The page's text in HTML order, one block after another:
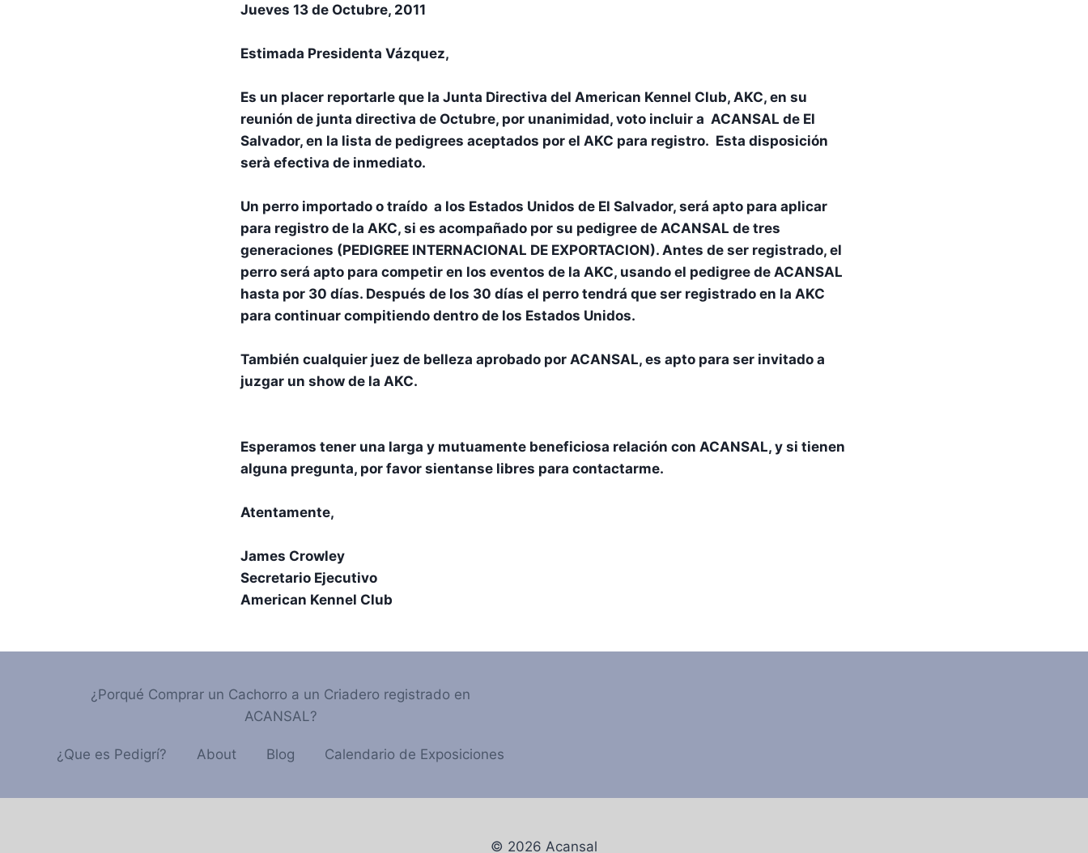
Jueves 13 de Octubre, 2011
Estimada Presidenta Vázquez,
Es un placer reportarle que la Junta Directiva del American Kennel Club, AKC, en su
reunión de junta directiva de Octubre, por unanimidad, voto incluir a ACANSAL de El
Salvador, en la lista de pedigrees aceptados por el AKC para registro. Esta disposición
serà efectiva de inmediato.
Un perro importado o traído a los Estados Unidos de El Salvador, será apto para aplicar
para registro de la AKC, si es acompañado por su pedigree de ACANSAL de tres
generaciones (PEDIGREE INTERNACIONAL DE EXPORTACION). Antes de ser registrado, el
perro será apto para competir en los eventos de la AKC, usando el pedigree de ACANSAL
hasta por 30 días. Después de los 30 días el perro tendrá que ser registrado en la AKC
para continuar compitiendo dentro de los Estados Unidos.
También cualquier juez de belleza aprobado por ACANSAL, es apto para ser invitado a
juzgar un show de la AKC.
Esperamos tener una larga y mutuamente beneficiosa relación con ACANSAL, y si tienen
alguna pregunta, por favor sientanse libres para contactarme.
Atentamente,
James Crowley
Secretario Ejecutivo
American Kennel Club
¿Porqué Comprar un Cachorro a un Criadero registrado en
ACANSAL?
¿Que es Pedigrí? About Blog Calendario de Exposiciones
© 2026 Acansal